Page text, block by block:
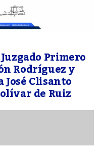
Primero
Rodríguez y
Clisanto
de Ruiz